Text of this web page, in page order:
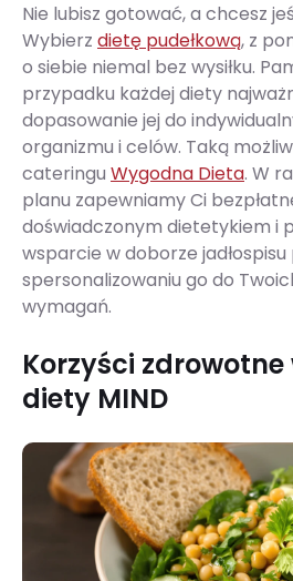
Nie lubisz gotować, a chcesz
Wybierz dietę pudełkową, z
o siebie niemal bez wysiłku.
przypadku każdej diety
dopasowanie jej do
organizmu i celów. Taką
cateringu Wygodna Dieta. W
planu zapewniamy Ci
doświadczonym dietetykiem i
wsparcie w doborze jadłospisu
spersonalizowaniu go do
wymagań.
Korzyści
diety MIND